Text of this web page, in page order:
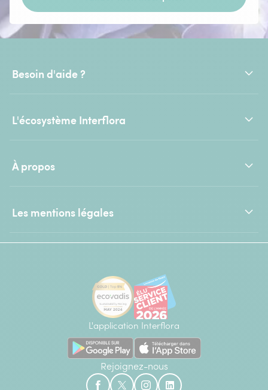
Besoin d'aide ?
L'écosystème Interflora
À propos
Les mentions légales
L'application Interflora
Rejoignez-nous